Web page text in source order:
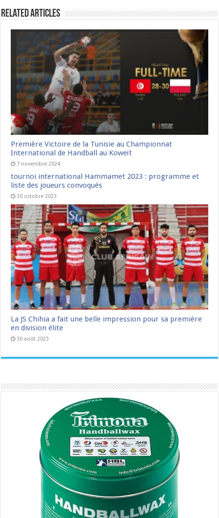
Related Articles
Première Victoire de la Tunisie au Championnat
International de Handball au Koweït
7 novembre 2024
tournoi international Hammamet 2023 : programme et
liste des joueurs convoqués
30 octobre 2023
La JS Chihia a fait une belle impression pour sa première
en division élite
30 août 2023